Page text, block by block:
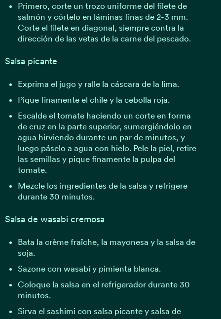
Primero, corte un trozo uniforme del filete de
salmón y córtelo en láminas finas de 2-3 mm.
Corte el filete en diagonal, siempre contra la
dirección de las vetas de la carne del pescado.
Salsa picante
Exprima el jugo y ralle la cáscara de la lima.
Pique finamente el chile y la cebolla roja.
Escalde el tomate haciendo un corte en forma
de cruz en la parte superior, sumergiéndolo en
agua hirviendo durante un par de minutos, y
luego páselo a agua con hielo. Pele la piel, retire
las semillas y pique finamente la pulpa del
tomate.
Mezcle los ingredientes de la salsa y refrigere
durante 30 minutos.
Salsa de wasabi cremosa
Bata la crème fraîche, la mayonesa y la salsa de
soja.
Sazone con wasabi y pimienta blanca.
Coloque la salsa en el refrigerador durante 30
minutos.
Sirva el sashimi con salsa picante y salsa de